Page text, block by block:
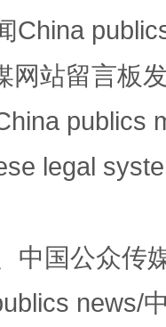
如何以
China
网站留言板
publics
legal
中国公众传
news/